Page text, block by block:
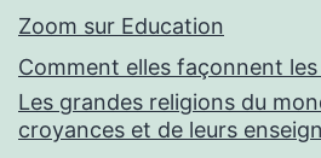
Zoom sur Education
Comment elles façonnent
Les grandes religions du
croyances et de leurs